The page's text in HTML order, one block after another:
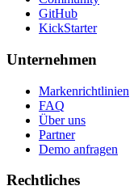
GitHub
KickStarter
Unternehmen
Markenrichtlinien
FAQ
Über uns
Partner
Demo anfragen
Rechtliches